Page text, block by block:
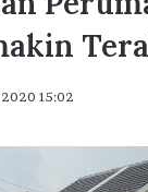
15:02